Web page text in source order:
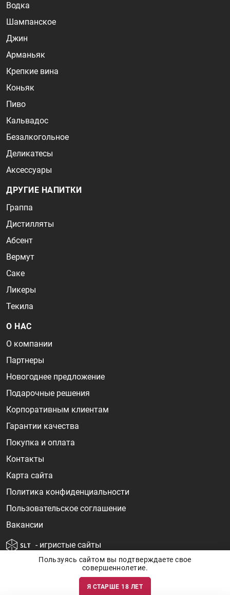
Водка
Шампанское
Джин
Арманьяк
Крепкие вина
Коньяк
Пиво
Кальвадос
Безалкогольное
Деликатесы
Аксессуары
ДРУГИЕ НАПИТКИ
Граппа
Дистилляты
Абсент
Вермут
Саке
Ликеры
Текила
О НАС
О компании
Партнеры
Новогоднее предложение
Подарочные решения
Корпоративным клиентам
Гарантии качества
Покупка и оплата
Контакты
Карта сайта
Политика конфиденциальности
Пользовательское соглашение
Вакансии
- игристые сайты
Информация о ценах и наличии товаров носит ознакомительный
Пользуясь сайтом вы подтверждаете свое
совершеннолетие.
Я СТАРШЕ 18 ЛЕТ